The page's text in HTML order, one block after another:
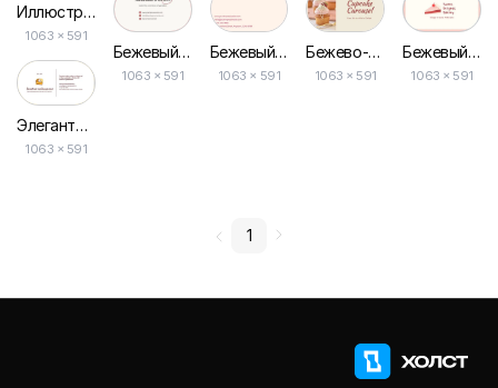
Иллюстрация в Коричневых и Бежевых Тонах для Визитки Пекарни
1063 × 591
Элегантная и Лаконичная Визитка для Кондитера в Бело-стильном Дизайне
1063 × 591
Бежевый и Красный Современный Минималистичный Визитка для Пекарни
1063 × 591
Бежевый и Розовый Винтажный Бизнес-кард для Пекарни
1063 × 591
Бежево-розовая Фото-визитка Пекарни
1063 × 591
Бежевый и Розовый Эстетический Иллюстрация Кондитерской Визитка
1063 × 591
1